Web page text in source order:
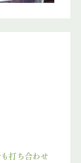
打ち合わせ